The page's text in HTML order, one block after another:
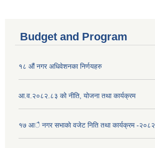
Budget and Program
१८ औं नगर अधिवेशनका निर्णयहरु
आ.व.२०८२.८३ को नीति, योजना तथा कार्यक्रम
१७ आै नगर सभाकाे वजेट निति तथा कार्यक्रम -२०८२